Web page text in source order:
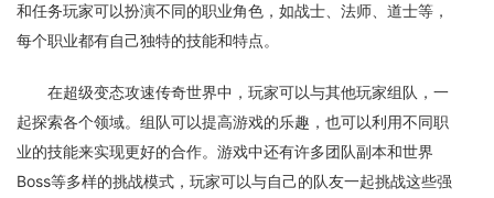
和任务玩家可以扮演不同的职业角色，如战士、法师、道士等，
每个职业都有自己独特的技能和特点。
在超级变态攻速传奇世界中，玩家可以与其他玩家组队，一
起探索各个领域。组队可以提高游戏的乐趣，也可以利用不同职
业的技能来实现更好的合作。游戏中还有许多团队副本和世界
Boss等多样的挑战模式，玩家可以与自己的队友一起挑战这些强